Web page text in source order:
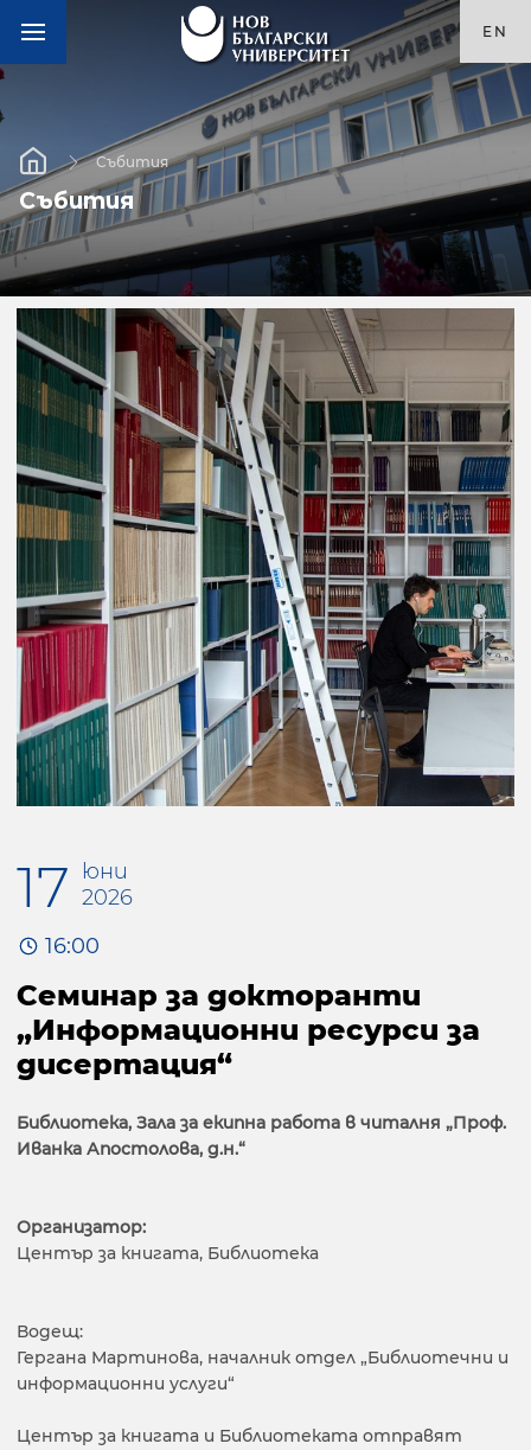
EN
Събития
Събития
17
юни
2026
16:00
Семинар за докторанти
„Информационни ресурси за
дисертация“
Библиотека, Зала за екипна работа в читалня „Проф.
Иванка Апостолова, д.н.“
Организатор:
Център за книгата, Библиотека
Водещ:
Гергана Мартинова, началник отдел „Библиотечни и
информационни услуги“
Център за книгата и Библиотеката отправят